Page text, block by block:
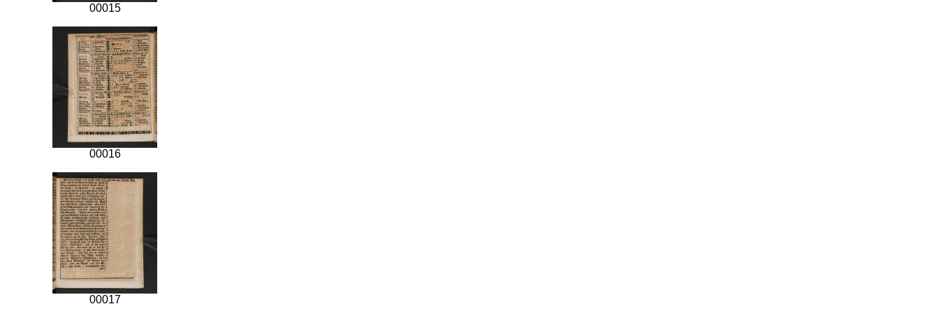
00015
00016
00017